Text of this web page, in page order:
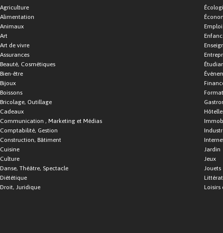
Agriculture
Alimentation
Animaux
Art
Art de vivre
Assurances
Beauté, Cosmétiques
Bien-être
Bijoux
Boissons
Bricolage, Outillage
Cadeaux
Communication , Marketing et Médias
Comptabilité, Gestion
Construction, Bâtiment
Cuisine
Culture
Danse, Théâtre, Spectacle
Diététique
Droit, Juridique
Emploi
Jardin
Jeux
Jouets
Loisirs